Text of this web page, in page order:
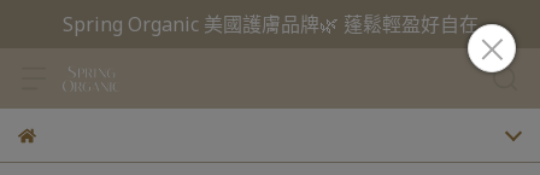
Spring Organic 美國護膚品牌🌿 蓬鬆輕盈好自在